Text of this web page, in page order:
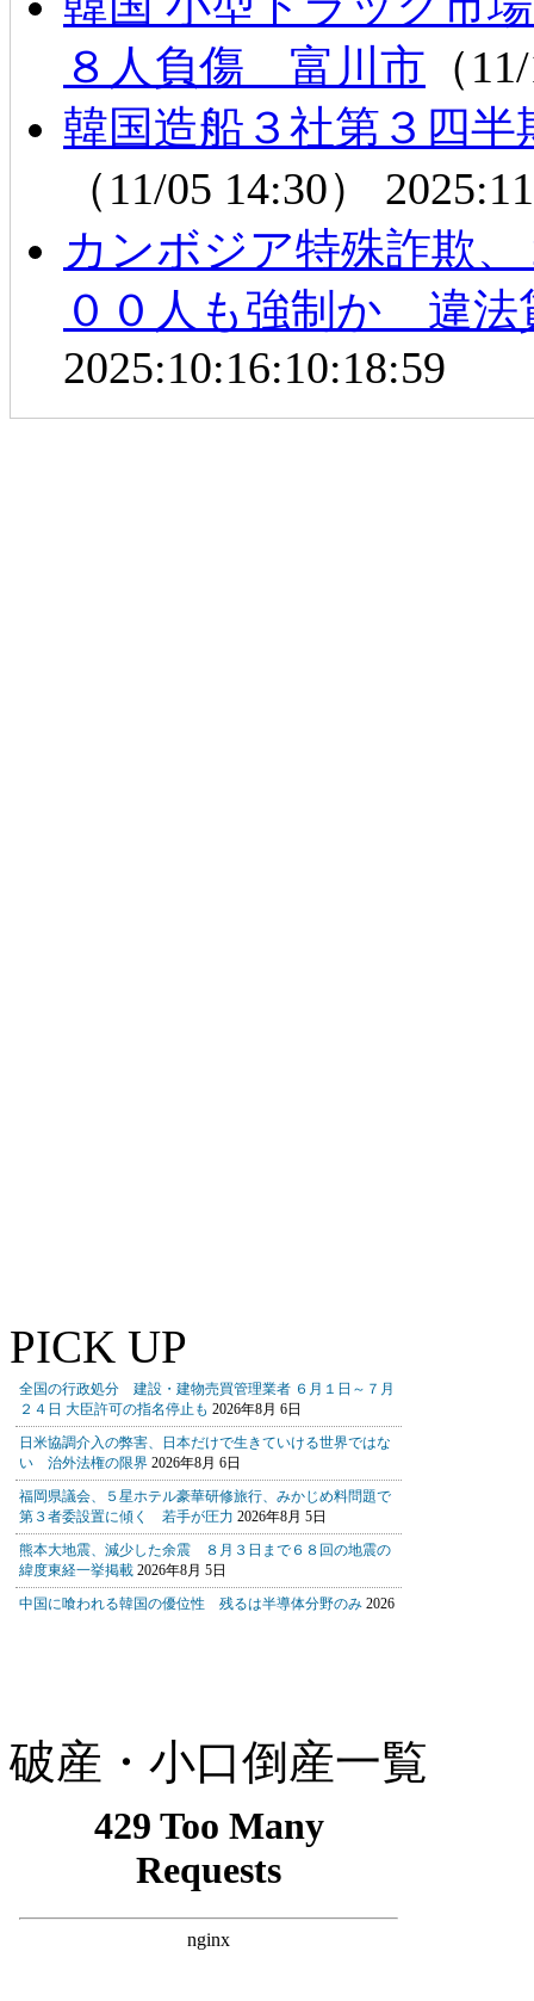
８人負傷 富川市 （
韓国造船３社第３四
（11/05 14:30）
カンボジア特殊詐欺
００人も強制か 違法
2025:10:16:10:18:59
PICK UP
破産・小口倒産一覧